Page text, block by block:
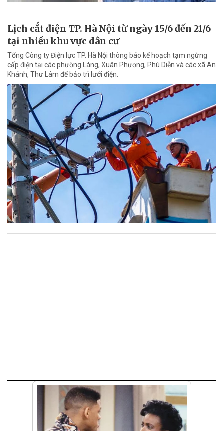
Lịch cắt điện TP. Hà Nội từ ngày 15/6 đến 21/6
tại nhiều khu vực dân cư
Tổng Công ty Điện lực TP. Hà Nội thông báo kế hoạch tạm ngừng
cấp điện tại các phường Láng, Xuân Phương, Phú Diễn và các xã An
Khánh, Thư Lâm để bảo trì lưới điện.